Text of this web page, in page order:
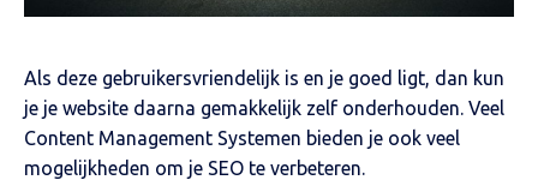
Als deze gebruikersvriendelijk is en je goed ligt, dan kun
je je website daarna gemakkelijk zelf onderhouden. Veel
Content Management Systemen bieden je ook veel
mogelijkheden om je SEO te verbeteren.